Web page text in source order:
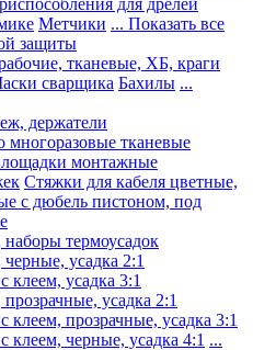
для дрелей
Метчики ... Показать все
защиты
тканевые, ХБ, краги
сварщика Бахилы ...
держатели
многоразовые тканевые
монтажные
Стяжки для кабеля цветные,
с дюбель пистоном, под
термоусадок
усадка 2:1
клеем, усадка 3:1
усадка 2:1
клеем, прозрачные, усадка 3:1
клеем, черные, усадка 4:1 ...